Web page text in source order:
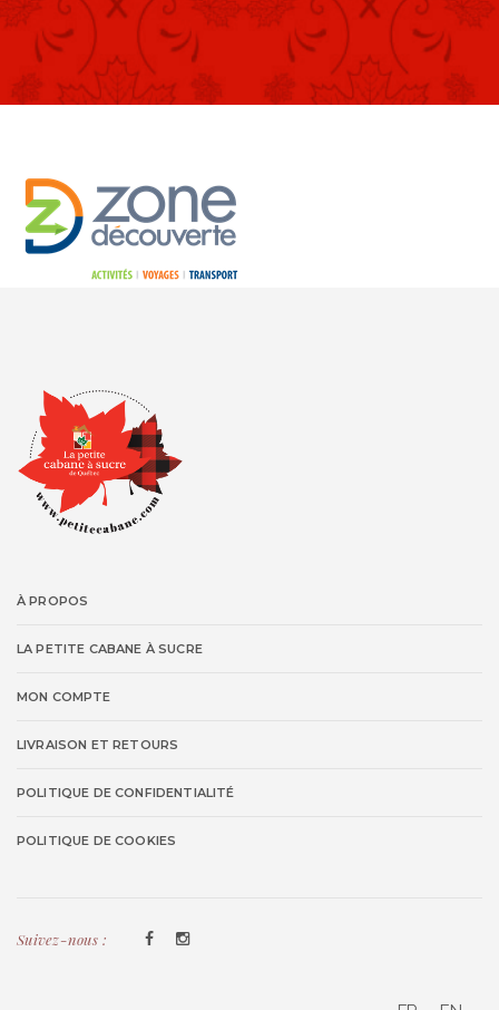
À PROPOS
LA PETITE CABANE À SUCRE
MON COMPTE
LIVRAISON ET RETOURS
POLITIQUE DE CONFIDENTIALITÉ
POLITIQUE DE COOKIES
Suivez-nous :